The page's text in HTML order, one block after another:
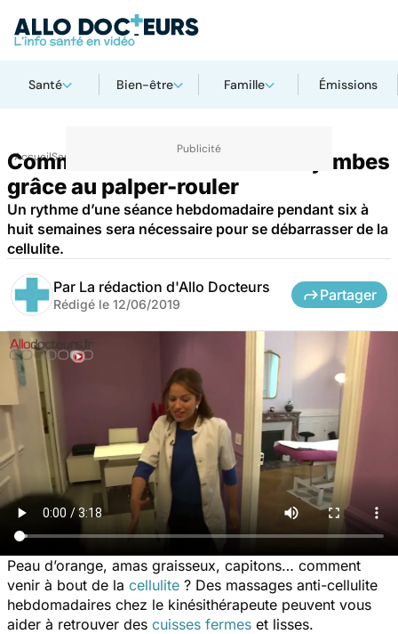
Santé Bien-être Famille Émissions
AccueilSanté
Comment retrouver de belles jambes
grâce au palper-rouler
Un rythme d’une séance hebdomadaire pendant six à
huit semaines sera nécessaire pour se débarrasser de la
cellulite.
Par La rédaction d'Allo Docteurs
Rédigé le 12/06/2019
Partager
Peau d’orange, amas graisseux, capitons… comment
venir à bout de la cellulite ? Des massages anti-cellulite
hebdomadaires chez le kinésithérapeute peuvent vous
aider à retrouver des cuisses fermes et lisses.